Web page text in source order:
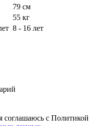
79 см
55 кг
8 - 16 лет
соглашаюсь с Политикой